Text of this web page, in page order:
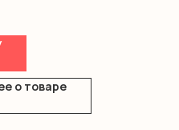
о товаре